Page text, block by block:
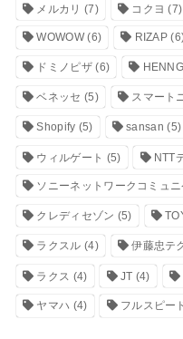
メルカリ (7) コクヨ (7)
WOWOW(6) RIZAP
ドミノピザ(6)
ベネッセ (5) スマート
Shopify (5) sansan (5)
ウィルゲート (5) NTT
ソニーネットワークコミュ
クレディセゾン (5)
ラクスル (4) 伊藤忠テ
ラクス (4) JT (4)
ヤマハ (4) フルスピー